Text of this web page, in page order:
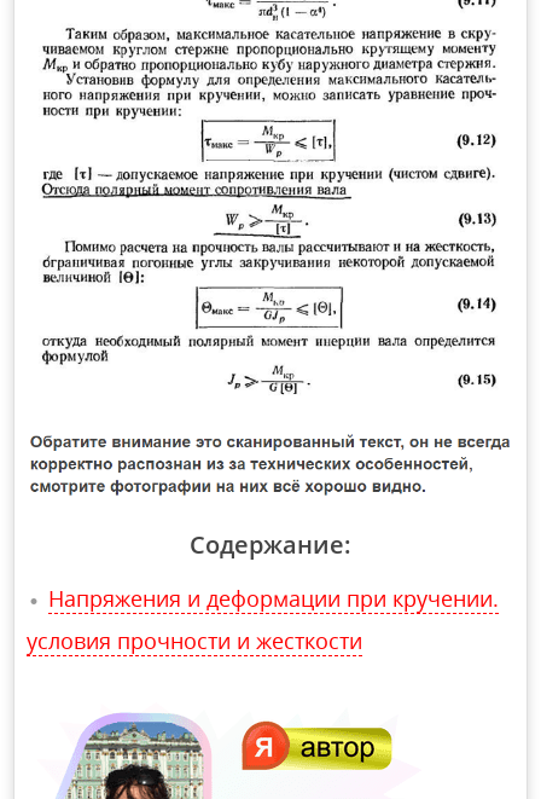
Содержание:
Напряжения и деформации при кручении.
условия прочности и жесткости